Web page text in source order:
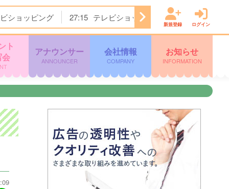
ショッピング 27:15 テレビショッピング 27:45 天気予
新規登録 ログイン
ト
アナウンサー
ANNOUNCER
会社情報
COMPANY
お知らせ
INFORMATION